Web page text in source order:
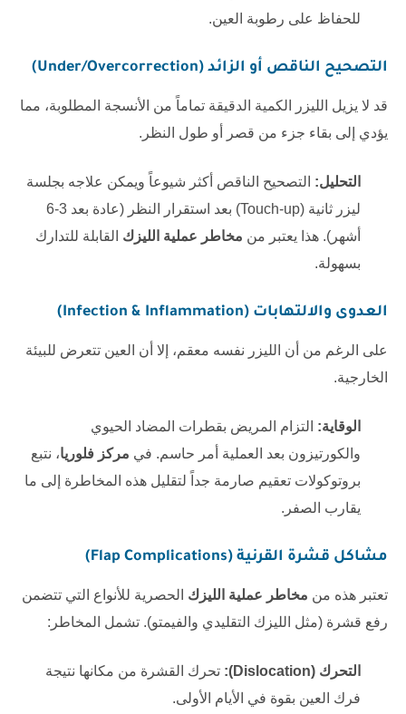
للحفاظ على رطوبة العين.
التصحيح الناقص أو الزائد (Under/Overcorrection)
قد لا يزيل الليزر الكمية الدقيقة تماماً من الأنسجة المطلوبة، مما
يؤدي إلى بقاء جزء من قصر أو طول النظر.
التحليل: التصحيح الناقص أكثر شيوعاً ويمكن علاجه بجلسة
ليزر ثانية (Touch-up) بعد استقرار النظر (عادة بعد 3-6
أشهر). هذا يعتبر من مخاطر عملية الليزك القابلة للتدارك
بسهولة.
العدوى والالتهابات (Infection & Inflammation)
على الرغم من أن الليزر نفسه معقم، إلا أن العين تتعرض للبيئة
الخارجية.
الوقاية: التزام المريض بقطرات المضاد الحيوي
والكورتيزون بعد العملية أمر حاسم. في مركز فلوريا، نتبع
بروتوكولات تعقيم صارمة جداً لتقليل هذه المخاطرة إلى ما
يقارب الصفر.
مشاكل قشرة القرنية (Flap Complications)
تعتبر هذه من مخاطر عملية الليزك الحصرية للأنواع التي تتضمن
رفع قشرة (مثل الليزك التقليدي والفيمتو). تشمل المخاطر:
التحرك (Dislocation):
تحرك القشرة من مكانها نتيجة
فرك العين بقوة في الأيام الأولى.